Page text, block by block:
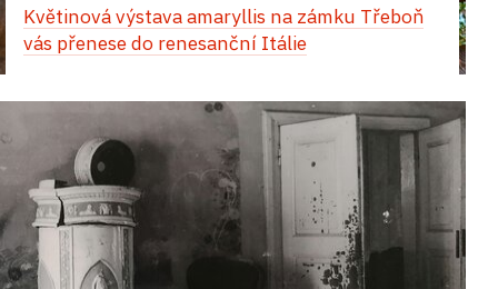
Květinová výstava amaryllis na zámku Třeboň
vás přenese do renesanční Itálie